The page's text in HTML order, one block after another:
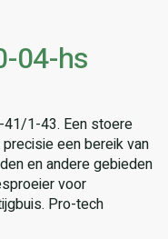
04-hs
1-43. Een stoere
een bereik van
en andere gebieden
voor
Pro-tech